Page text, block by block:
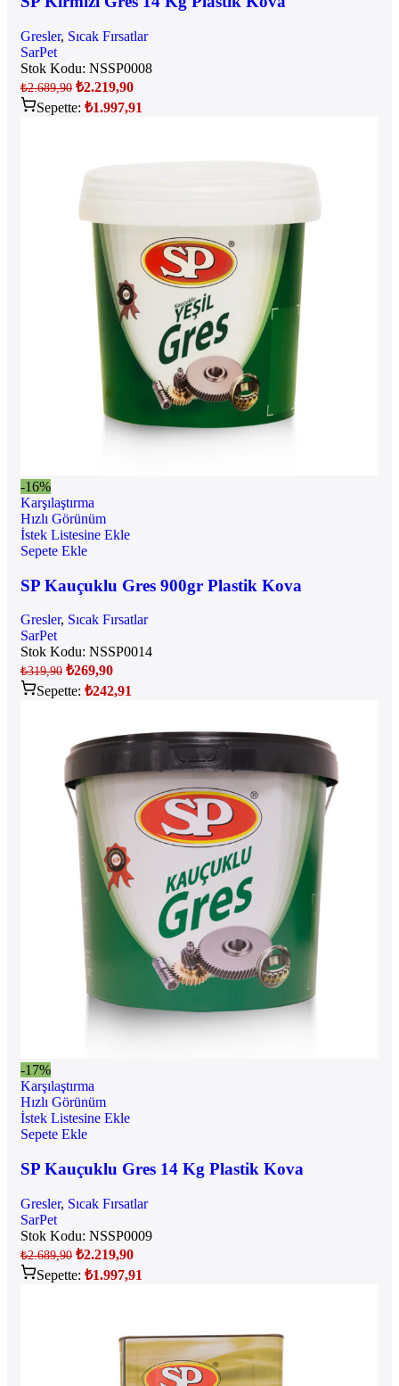
Gresler, Sıcak Fırsatlar
SarPet
Stok Kodu: NSSP0008
₺2.689,90 ₺2.219,90
Sepette: ₺1.997,91
-16%
Karşılaştırma
Hızlı Görünüm
İstek Listesine Ekle
Sepete Ekle
SP Kauçuklu Gres 900gr Plastik Kova
Gresler, Sıcak Fırsatlar
SarPet
Stok Kodu: NSSP0014
₺319,90 ₺269,90
Sepette: ₺242,91
-17%
Karşılaştırma
Hızlı Görünüm
İstek Listesine Ekle
Sepete Ekle
SP Kauçuklu Gres 14 Kg Plastik Kova
Gresler, Sıcak Fırsatlar
SarPet
Stok Kodu: NSSP0009
₺2.689,90 ₺2.219,90
Sepette: ₺1.997,91